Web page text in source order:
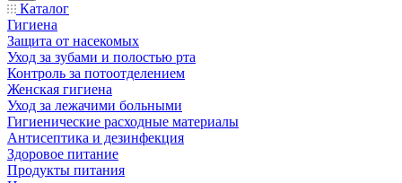
Каталог
Гигиена
Защита от насекомых
Уход за зубами и полостью рта
Контроль за потоотделением
Женская гигиена
Уход за лежачими больными
Гигиенические расходные материалы
Антисептика и дезинфекция
Здоровое питание
Продукты питания